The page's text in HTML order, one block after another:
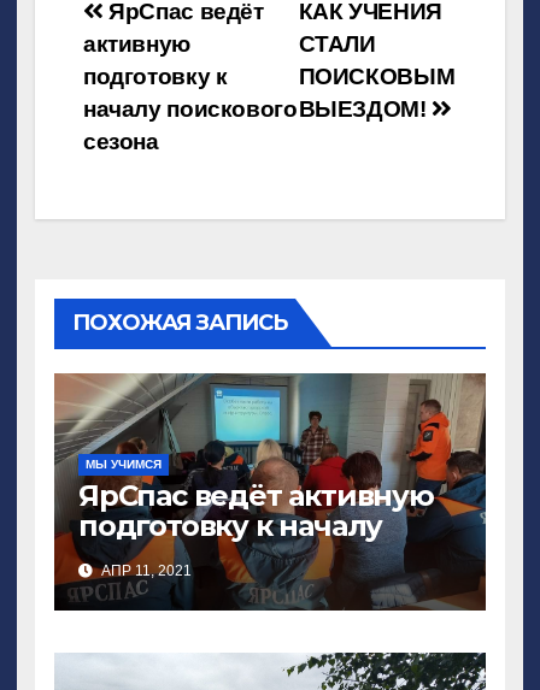
Навигация
по
записям
КАК УЧЕНИЯ
СТАЛИ
ПОИСКОВЫМ
ВЫЕЗДОМ!
ЯрСпас ведёт
активную
подготовку к
началу поискового
сезона
ПОХОЖАЯ ЗАПИСЬ
МЫ УЧИМСЯ
ЯрСпас ведёт активную
подготовку к началу
поискового сезона
АПР 11, 2021